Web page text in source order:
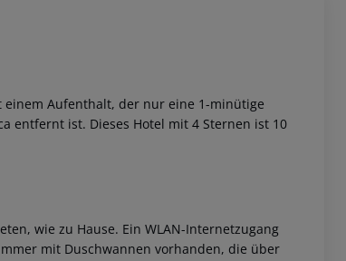
einem Aufenthalt, der nur eine 1-minütige
entfernt ist. Dieses Hotel mit 4 Sternen ist 10
wie zu Hause. Ein WLAN-Internetzugang
mit Duschwannen vorhanden, die über